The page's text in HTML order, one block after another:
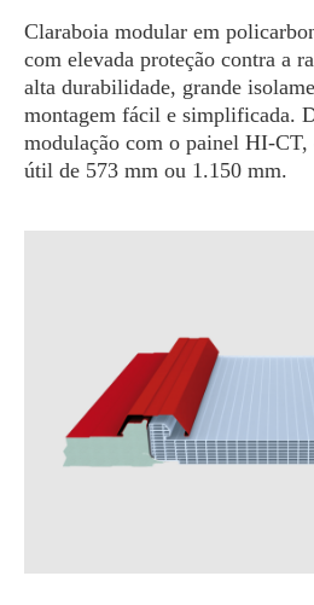
Claraboia modular em
com elevada proteção contra a
alta durabilidade, grande
montagem fácil e simplificada.
modulação com o painel HI-CT,
útil de 573 mm ou 1.150 mm.